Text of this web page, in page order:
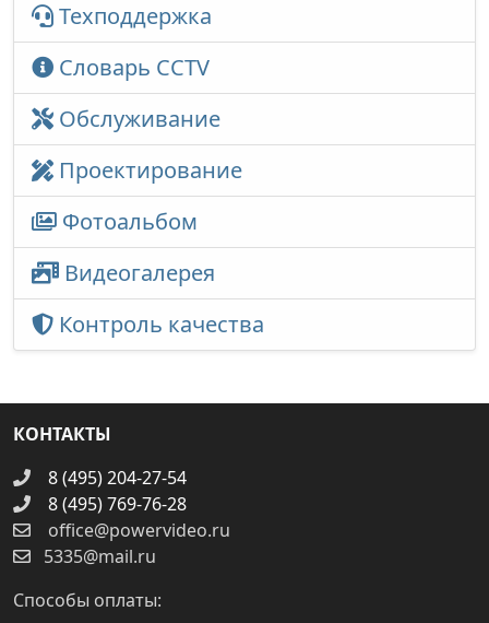
Техподдержка
Словарь CCTV
Обслуживание
Проектирование
Фотоальбом
Видеогалерея
Контроль качества
КОНТАКТЫ
8 (495) 204-27-54
8 (495) 769-76-28
office@powervideo.ru
5335@mail.ru
Способы оплаты: